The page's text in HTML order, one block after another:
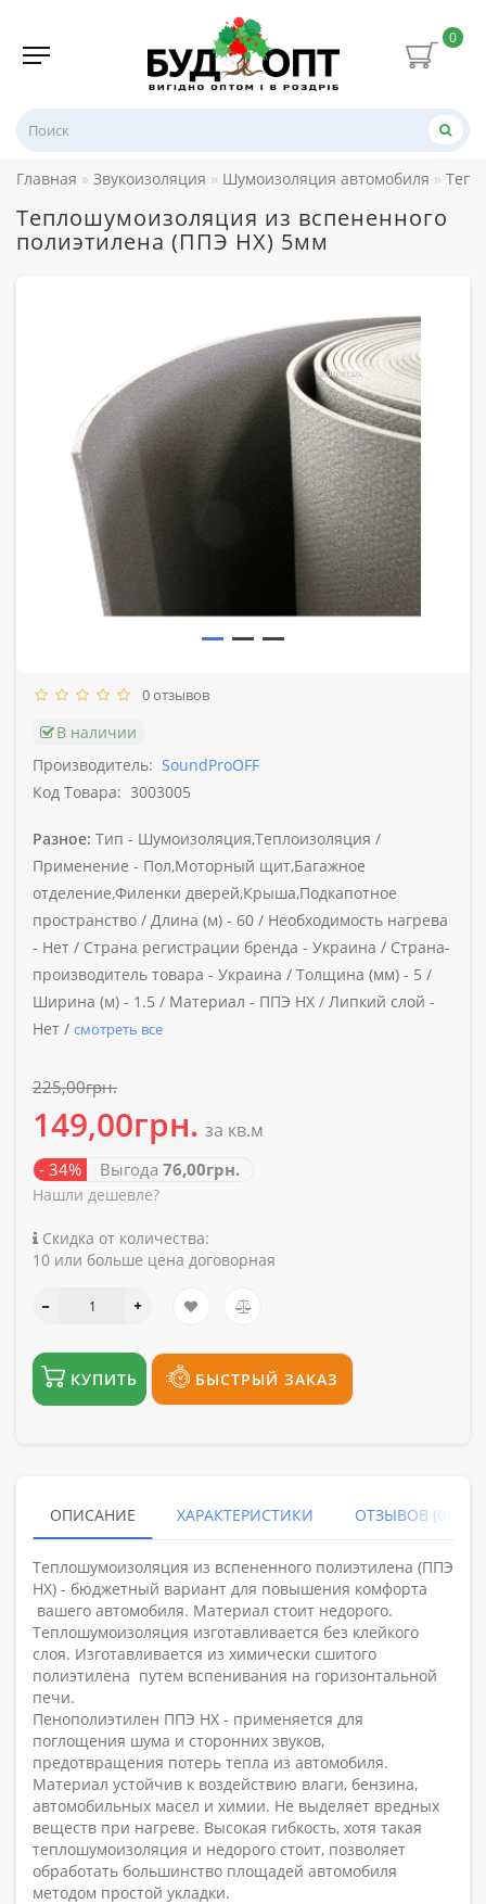
0
Главная Звукоизоляция Шумоизоляция автомобиля
Теплошумоизоляция из вспененного
полиэтилена (ППЭ НХ) 5мм
0 отзывов
В наличии
Производитель: SoundProOFF
Код Товара: 3003005
Разное: Тип - Шумоизоляция,Теплоизоляция /
Применение - Пол,Моторный щит,Багажное
отделение,Филенки дверей,Крыша,Подкапотное
пространство / Длина (м) - 60 / Необходимость нагрева
- Нет / Страна регистрации бренда - Украина / Страна-
производитель товара - Украина / Толщина (мм) - 5 /
Ширина (м) - 1.5 / Материал - ППЭ НХ / Липкий слой -
Нет / смотреть все
225,00грн.
149,00грн. за кв.м
- 34% Выгода 76,00грн.
Нашли дешевле?
Скидка от количества:
10 или больше цена договорная
КУПИТЬ БЫСТРЫЙ ЗАКАЗ
ОПИСАНИЕ ХАРАКТЕРИСТИКИ ОТЗЫВОВ (0)
Теплошумоизоляция из вспененного полиэтилена (ППЭ
НХ) - бюджетный вариант для повышения комфорта
вашего автомобиля. Материал стоит недорого.
Теплошумоизоляция изготавливается без клейкого
слоя. Изготавливается из химически сшитого
полиэтилена путем вспенивания на горизонтальной
печи.
Пенополиэтилен ППЭ НХ - применяется для
поглощения шума и сторонних звуков,
предотвращения потерь тепла из автомобиля.
Материал устойчив к воздействию влаги, бензина,
автомобильных масел и химии. Не выделяет вредных
веществ при нагреве. Высокая гибкость, хотя такая
теплошумоизоляция и недорого стоит, позволяет
обработать большинство площадей автомобиля
методом простой укладки.